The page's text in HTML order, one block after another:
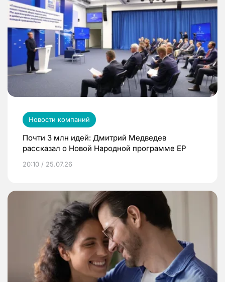
Новости компаний
Почти 3 млн идей: Дмитрий Медведев
рассказал о Новой Народной программе ЕР
20:10 / 25.07.26